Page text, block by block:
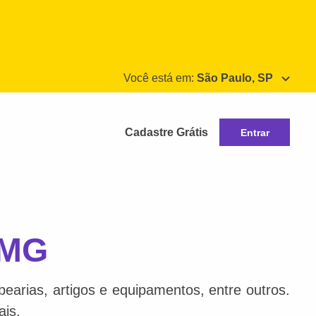
Você está em: São Paulo, SP
Cadastre Grátis Entrar
artigos e equipamentos, entre outros.